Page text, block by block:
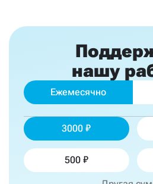
нашу
Ежемесячно
3000
500